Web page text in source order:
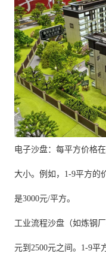
电子沙盘：每平方价格
大小。例如，1-9平方的
是3000元/平方。
工业流程沙盘（如炼钢
元到2500元之间。1-9平